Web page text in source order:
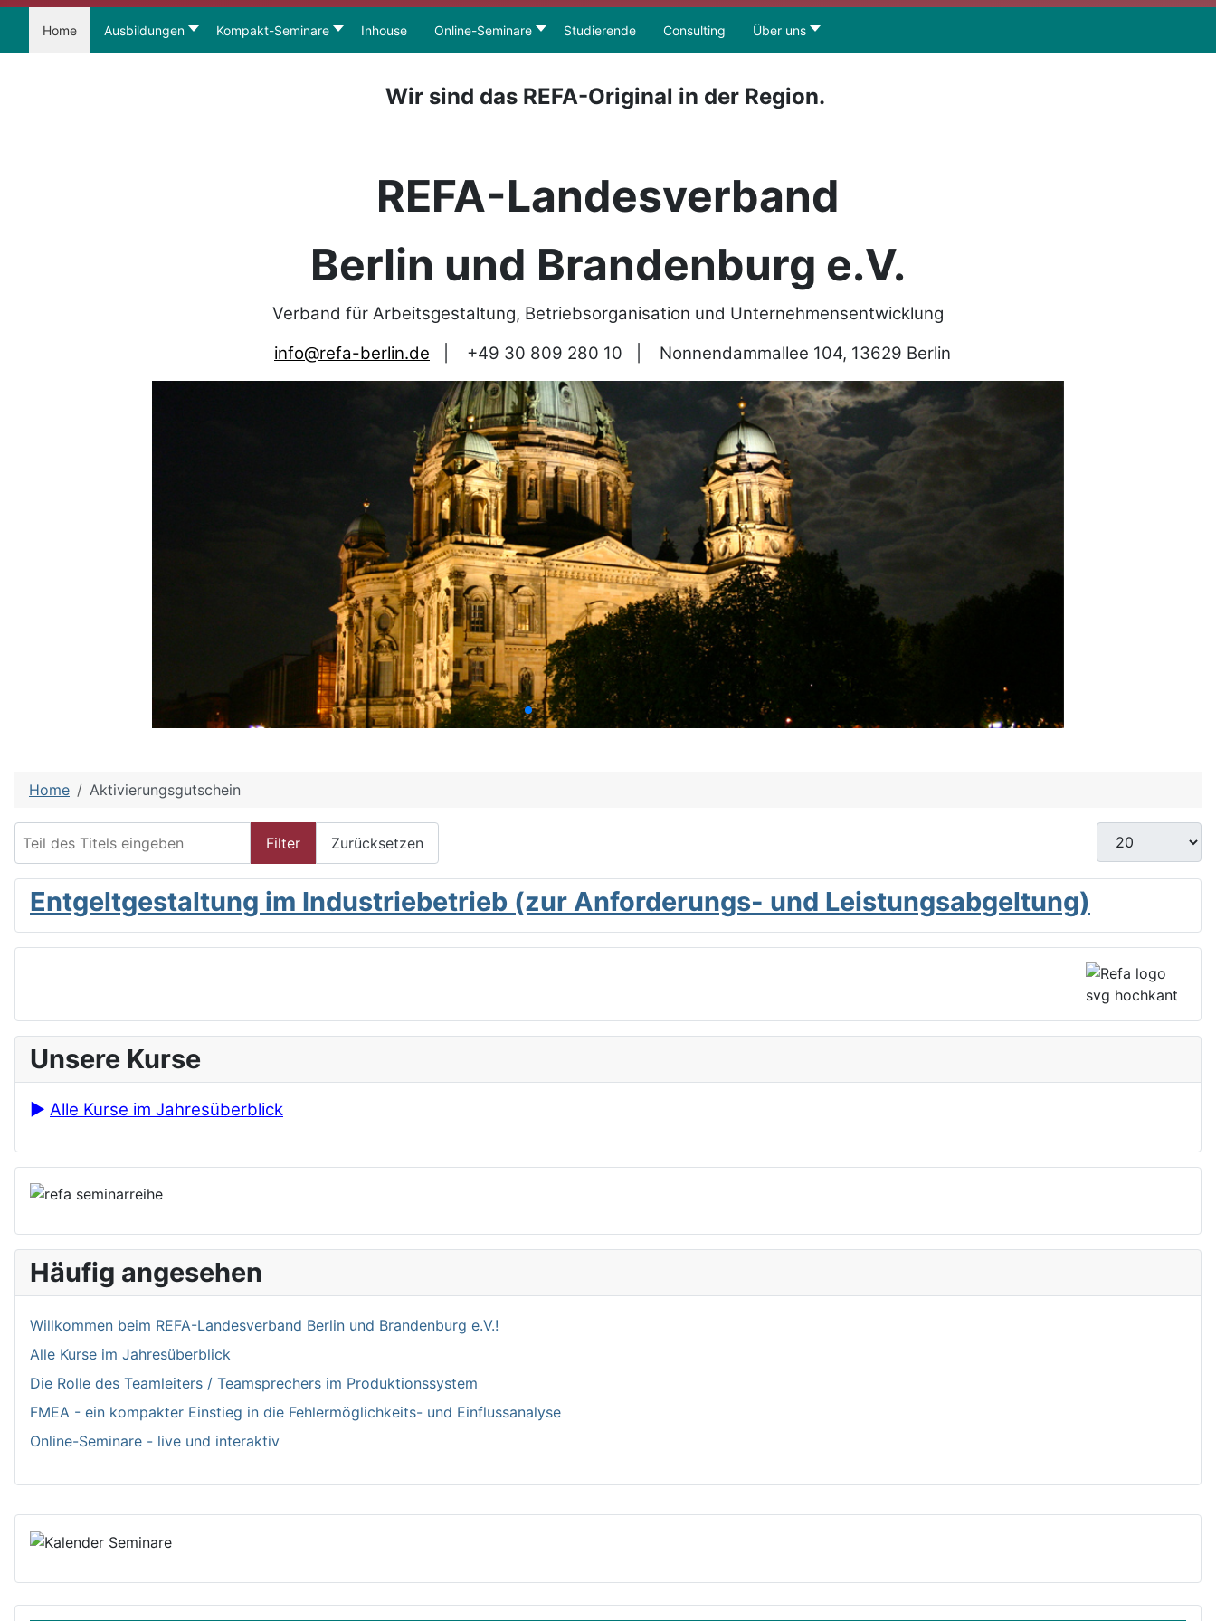
Home Ausbildungen Kompakt-Seminare Inhouse Online-Seminare Studierende Consulting Über uns
Wir sind das REFA-Original in der Region.
REFA-Landesverband
Berlin und Brandenburg e.V.
Verband für Arbeitsgestaltung, Betriebsorganisation und Unternehmensentwicklung
info@refa-berlin.de
+49 30 809 280 10 Nonnendammallee 104, 13629 Berlin
Home Aktivierungsgutschein
Filter Zurücksetzen
Anzeige #
Entgeltgestaltung im Industriebetrieb (zur Anforderungs- und Leistungsabgeltung)
Unsere Kurse
► Alle Kurse im Jahresüberblick
Häufig angesehen
Willkommen bei­m REFA-Landesverband Berlin und Brandenburg e.V.!
Alle Kurse im Jahresüberblick
Die Rolle des Teamleiters / Teamsprechers im Produktionssystem
FMEA - ein kompakter Einstieg in die Fehlermöglichkeits- und Einflussanalyse
Online-Seminare - live und interaktiv